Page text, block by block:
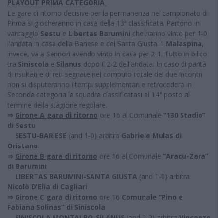
PLAYOUT PRIMA CATEGORIA
Le gare di ritorno decisive per la permanenza nel campionato di
Prima si giocheranno in casa della 13ª classificata. Partono in
vantaggio Sestu e Libertas Barumini che hanno vinto per 1-0
l'andata in casa della Bariese e del Santa Giusta. Il Malaspina,
invece, va a Sennori avendo vinto in casa per 2-1. Tutto in bilico
tra Siniscola e Silanus dopo il 2-2 dell'andata. In caso di parità
di risultati e di reti segnate nel computo totale dei due incontri
non si disputeranno i tempi supplementari e retrocederà in
Seconda categoria la squadra classificatasi al 14° posto al
termine della stagione regolare.
⇒ Girone A gara di ritorno ore 16 al Comunale “130 Stadio”
di Sestu
SESTU-BARIESE (and 1-0) arbitra Gabriele Mulas di
Oristano
⇒ Girone B gara di ritorno ore 16 al Comunale “Aracu-Zara”
di Barumini
LIBERTAS BARUMINI-SANTA GIUSTA (and 1-0) arbitra
Nicolò D'Elia di Cagliari
⇒ Girone C gara di ritorno ore 16 Comunale “Pino e
Fabiana Solinas” di Siniscola